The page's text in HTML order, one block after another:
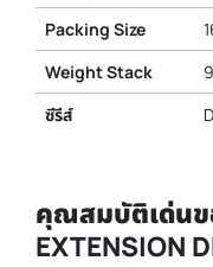
Packing Size
Weight Stack
ซีรีส์
คุณสมบัติเด่นข
EXTENSION